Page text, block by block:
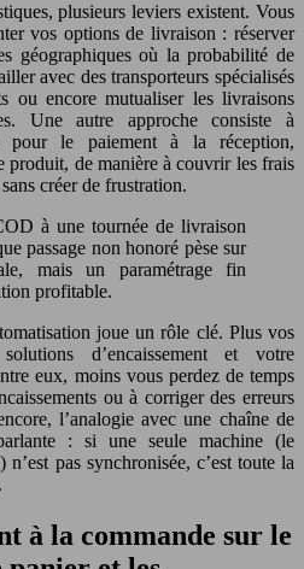
plusieurs leviers existent. Vous
vos options de livraison : réserver
géographiques où la probabilité de
avec des transporteurs spécialisés
ou encore mutualiser les livraisons
Une autre approche consiste à
pour le paiement à la réception,
produit, de manière à couvrir les frais
créer de frustration.
passage non honoré pèse sur
mais un paramétrage fin
profitable.
joue un rôle clé. Plus vos
d’encaissement et votre
eux, moins vous perdez de temps
ou à corriger des erreurs
l’analogie avec une chaîne de
: si une seule machine (le
pas synchronisée, c’est toute la
à la commande sur le